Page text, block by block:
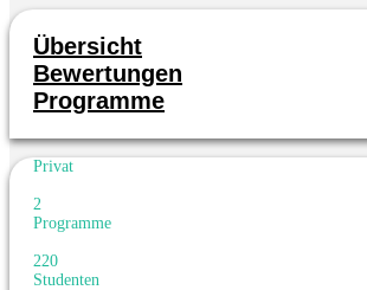
Übersicht
Bewertungen
Programme
Privat
2
Programme
220
Studenten